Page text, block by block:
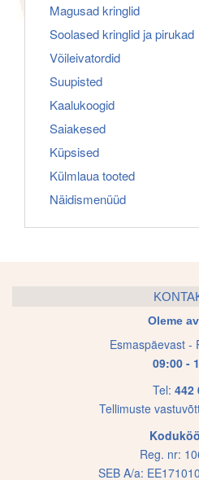
Magusad kringlid
Soolased kringlid ja pirukad
Võileivatordid
Suupisted
Kaalukoogid
Saiakesed
Küpsised
Külmlaua tooted
Näidismenüüd
Oleme
Esmaspäevast -
09:00 -
Tel: 442
Tellimuste
Reg. nr:
SEB A/a: